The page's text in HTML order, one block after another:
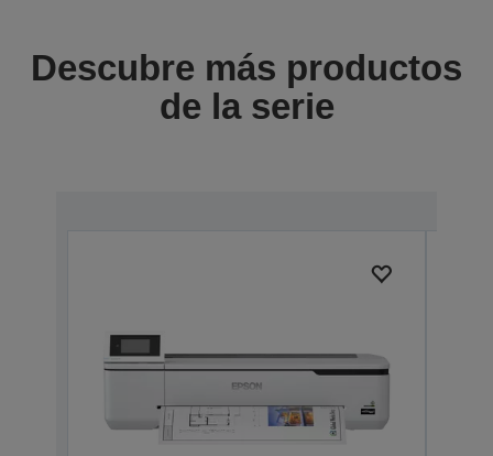
Descubre más productos
de la serie